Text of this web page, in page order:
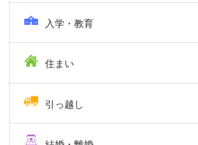
入学・教育
住まい
引っ越し